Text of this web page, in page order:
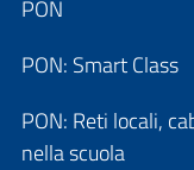
PON
PON: Smart Class
PON: Reti locali,
nella scuola